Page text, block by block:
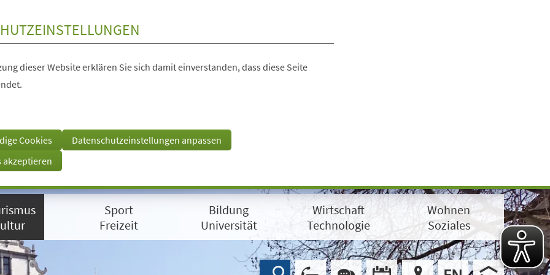
dieser Website erklären Sie sich damit einverstanden, dass diese Seite
Cookies
Datenschutzeinstellungen anpassen
akzeptieren
Sport
Freizeit
Bildung
Universität
Wirtschaft
Technologie
Wohnen
Soziales